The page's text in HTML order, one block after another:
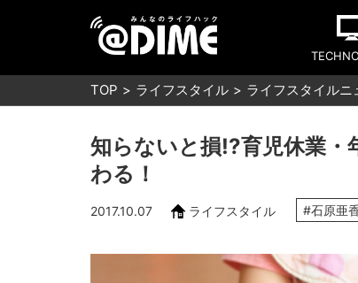
TOP ライフスタイル ライフスタイルニ
知らないと損!?育児休業・
わる！
2017.10.07 ライフスタイル #石原亜